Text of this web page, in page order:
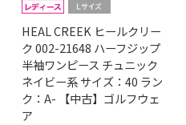
HEAL CREEK ヒールクリー
ク 002-21648 ハーフジップ
半袖ワンピース チュニック
ネイビー系 サイズ：40 ラン
ク：A- 【中古】ゴルフウェ
ア